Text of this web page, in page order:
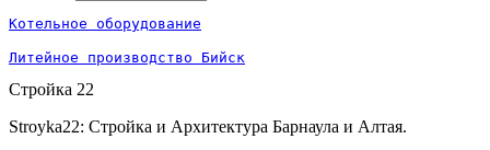
Котельное оборудование
Литейное производство Бийск
Стройка 22
Stroyka22: Стройка и Архитектура Барнаула и Алтая.